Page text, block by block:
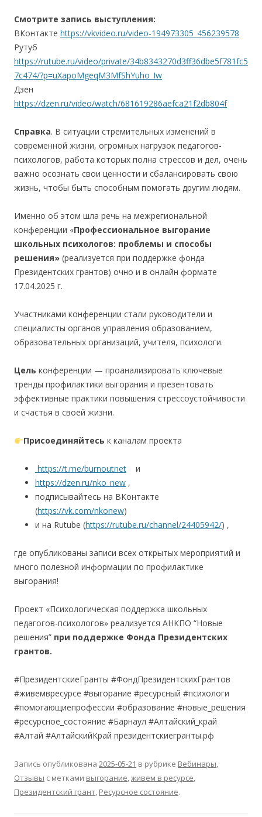
Смотрите запись выступления:
ВКонтакте https://vkvideo.ru/video-194973305_456239578
Рутуб
https://rutube.ru/video/private/34b8343270d3ff36dbe5f781fc5
7c474/?p=uXapoMgeqM3MfShYuho_Iw
Дзен
https://dzen.ru/video/watch/681619286aefca21f2db804f
Справка. В ситуации стремительных изменений в
современной жизни, огромных нагрузок педагогов-
психологов, работа которых полна стрессов и дел, очень
важно осознать свои ценности и сбалансировать свою
жизнь, чтобы быть способным помогать другим людям.
Именно об этом шла речь на межрегиональной
конференции «Профессиональное выгорание
школьных психологов: проблемы и способы
решения» (реализуется при поддержке фонда
Президентских грантов) очно и в онлайн формате
17.04.2025 г.
Участниками конференции стали руководители и
специалисты органов управления образованием,
образовательных организаций, учителя, психологи.
Цель конференции — проанализировать ключевые
тренды профилактики выгорания и презентовать
эффективные практики повышения стрессоустойчивости
и счастья в своей жизни.
Присоединяйтесь к каналам проекта
https://t.me/burnoutnet и
https://dzen.ru/nko_new ,
подписывайтесь на ВКонтакте
(https://vk.com/nkonew)
и на Rutube (https://rutube.ru/channel/24405942/) ,
где опубликованы записи всех открытых мероприятий и
много полезной информации по профилактике
выгорания!
Проект «Психологическая поддержка школьных
педагогов-психологов» реализуется АНКПО “Новые
решения” при поддержке Фонда Президентских
грантов.
#ПрезидентскиеГранты #ФондПрезидентскихГрантов
#живемвресурсе #выгорание #ресурсный #психологи
#помогающиепрофессии #образование #новые_решения
#ресурсное_состояние #Барнаул #Алтайский_край
#Алтай #АлтайскийКрай президентскиегранты.рф
Запись опубликована 2025-05-21 в рубрике Вебинары,
Отзывы с метками выгорание,живем в ресурсе,
Президентский грант, Ресурсное состояние.